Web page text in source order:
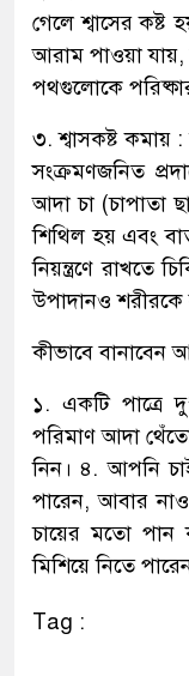
গেলে শ্বাসের কষ্ট
আরাম পাওয়া
পথগুলোকে
৩. শ্বাসকষ্ট কমায়
সংক্রমণজনিত
আদা চা (চাপাতা
শিথিল হয় এবং
নিয়ন্ত্রণে রাখতে
উপাদানও শরীরকে
কীভাবে বানাবেন
১. একটি পাত্রে
পরিমাণ আদা
নিন। ৪. আপনি
পারেন, আবার
চায়ের মতো পান
মিশিয়ে নিতে
Tag :